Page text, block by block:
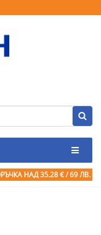
НАД 35.28 € / 69 ЛВ.